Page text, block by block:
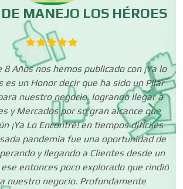
de Interiores
Dentales
MANEJO LOS HÉROES
8 Años nos hemos publicado con ¡Ya lo
es un Honor decir que ha sido un Pilar
nuestro negocio, logrando llegar a
y Mercados por su gran alcance que
¡Ya Lo Encontré! en tiempos difíciles
pandemia fue una oportunidad de
y llegando a Clientes desde un
entonces poco explorado que rindió
nuestro negocio. Profundamente